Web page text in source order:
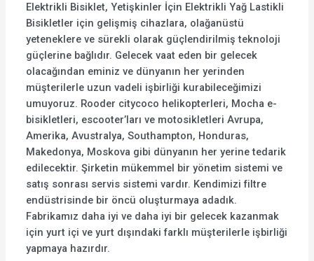
Elektrikli Bisiklet, Yetişkinler İçin Elektrikli Yağ Lastikli
Bisikletler için gelişmiş cihazlara, olağanüstü
yeteneklere ve sürekli olarak güçlendirilmiş teknoloji
güçlerine bağlıdır. Gelecek vaat eden bir gelecek
olacağından eminiz ve dünyanın her yerinden
müşterilerle uzun vadeli işbirliği kurabileceğimizi
umuyoruz. Rooder citycoco helikopterleri, Mocha e-
bisikletleri, escooter’ları ve motosikletleri Avrupa,
Amerika, Avustralya, Southampton, Honduras,
Makedonya, Moskova gibi dünyanın her yerine tedarik
edilecektir. Şirketin mükemmel bir yönetim sistemi ve
satış sonrası servis sistemi vardır. Kendimizi filtre
endüstrisinde bir öncü oluşturmaya adadık.
Fabrikamız daha iyi ve daha iyi bir gelecek kazanmak
için yurt içi ve yurt dışındaki farklı müşterilerle işbirliği
yapmaya hazırdır.